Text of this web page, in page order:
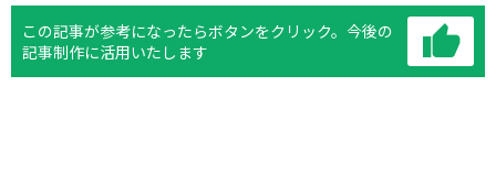
この記事が参考になったらボタンをクリック。 今後の
記事制作に活用いたします